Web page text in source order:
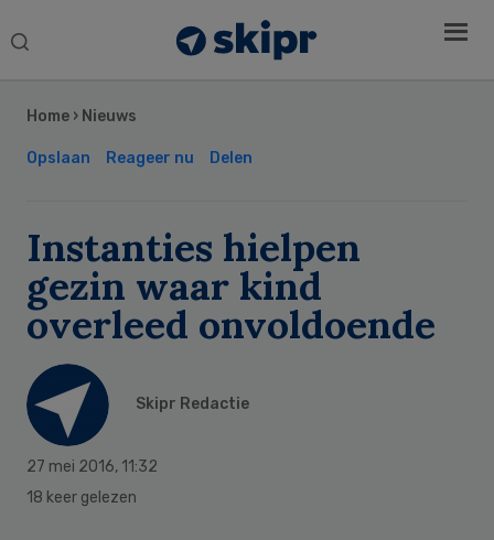
Search
Home › Nieuws
Opslaan Reageer nu Delen
Instanties hielpen
gezin waar kind
overleed onvoldoende
Skipr Redactie
27 mei 2016, 11:32
18 keer gelezen
Sidebar